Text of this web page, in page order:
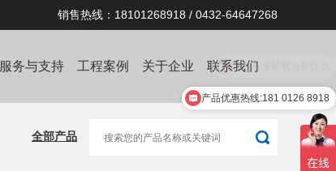
销售热线：18101268918 / 0432-64647268
服务与支持 工程案例 关于企业 联系我们
全部产品
产品优惠热线:181 0126 8918